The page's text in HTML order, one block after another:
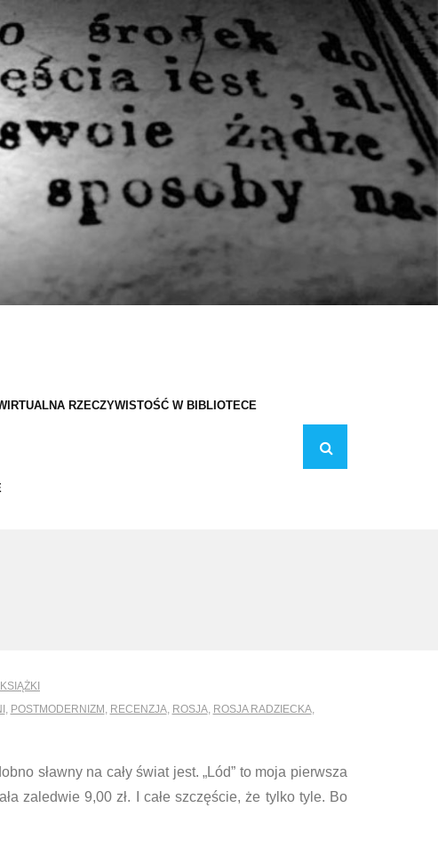
RZECZYWISTOŚĆ W BIBLIOTECE
KSIĄŻKI
, POSTMODERNIZM RECENZJA, ROSJA, ROSJA RADZIECKA,
sławny na cały świat jest. „Lód” to moja pierwsza
zaledwie 9,00 zł. I całe szczęście, że tylko tyle. Bo